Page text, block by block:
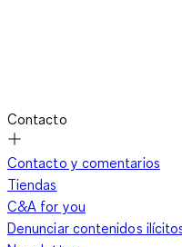
Contacto
Contacto y comentarios
Tiendas
C&A for you
Denunciar contenidos